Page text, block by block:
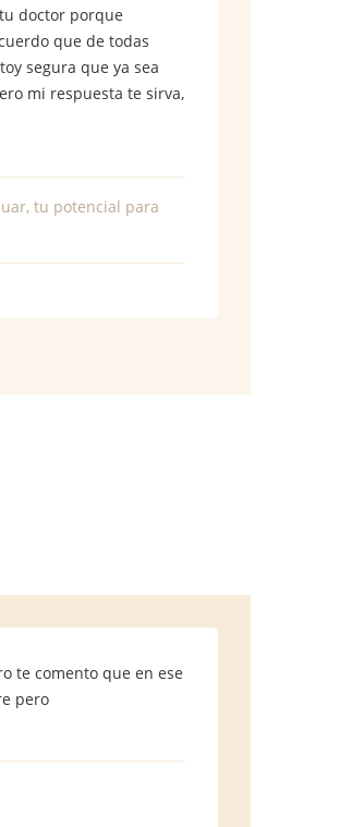
doctor porque
que de todas
segura que ya sea
mi respuesta te sirva,
tu potencial para
te comento que en ese
pero